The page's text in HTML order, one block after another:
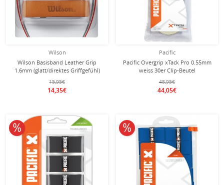
Wilson
Wilson Basisband Leather Grip
1.6mm (glatt/direktes Griffgefühl)
braun - 1 Stück
15,95€
14,35€
Pacific
Pacific Overgrip xTack Pro 0.55mm
weiss 30er Clip-Beutel
48,95€
44,05€
10% reduziert 10% reduziert